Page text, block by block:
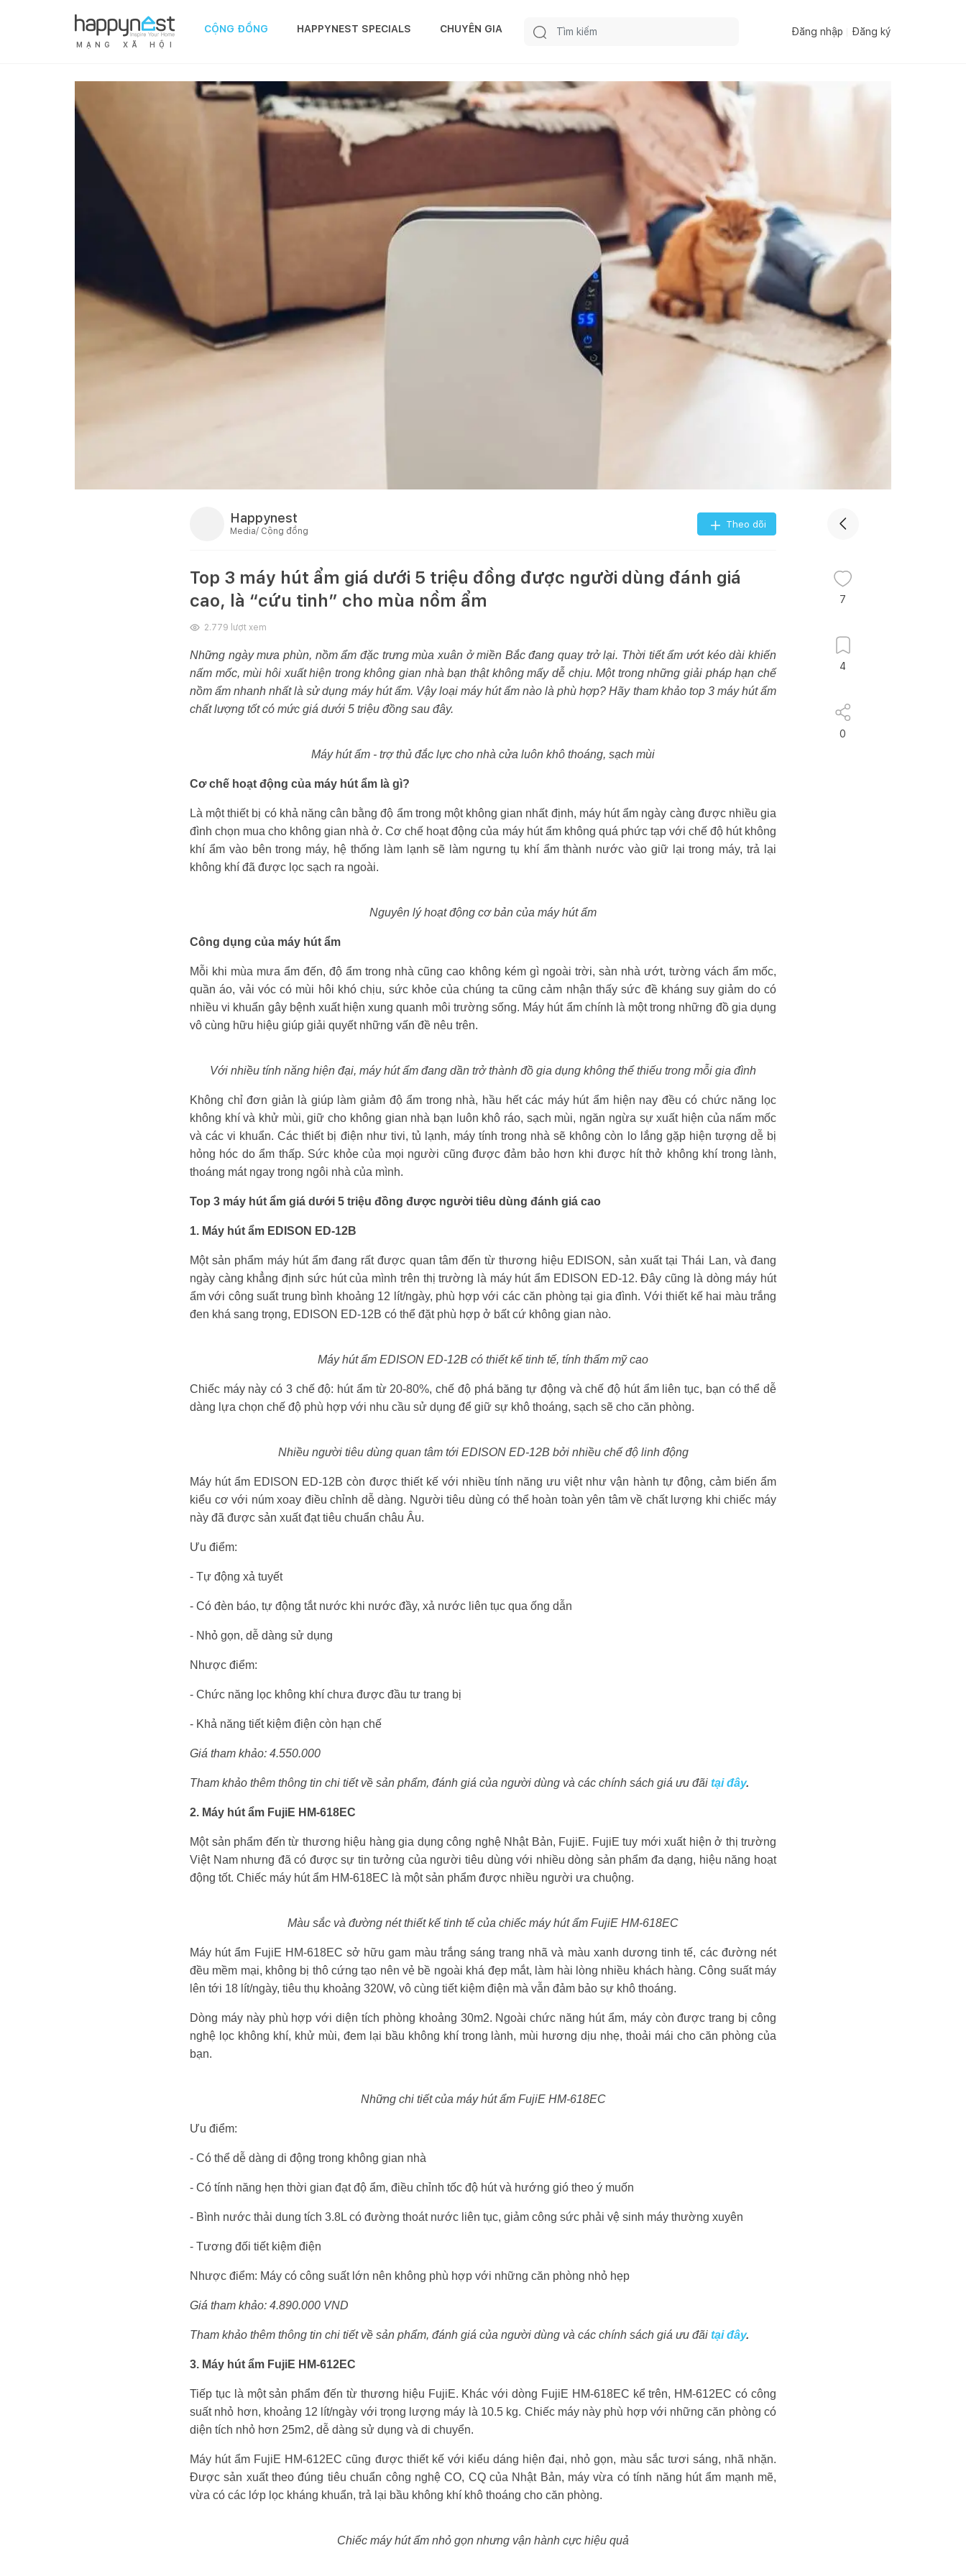
M Ạ N G X Ã H Ộ I
CỘNG ĐỒNG HAPPYNEST SPECIALS CHUYÊN GIA Đăng nhập Đăng ký
Happynest
Media/ Cộng đồng
Theo dõi
Top 3 máy hút ẩm giá dưới 5 triệu đồng được người dùng đánh giá
cao, là “cứu tinh” cho mùa nồm ẩm
2.779 lượt xem
Những ngày mưa phùn, nồm ẩm đặc trưng mùa xuân ở miền Bắc đang quay trở lại. Thời tiết ẩm ướt kéo dài khiến
nấm mốc, mùi hôi xuất hiện trong không gian nhà bạn thật không mấy dễ chịu. Một trong những giải pháp hạn chế
nồm ẩm nhanh nhất là sử dụng máy hút ẩm. Vậy loại máy hút ẩm nào là phù hợp? Hãy tham khảo top 3 máy hút ẩm
chất lượng tốt có mức giá dưới 5 triệu đồng sau đây.
Máy hút ẩm - trợ thủ đắc lực cho nhà cửa luôn khô thoáng, sạch mùi
Cơ chế hoạt động của máy hút ẩm là gì?
Là một thiết bị có khả năng cân bằng độ ẩm trong một không gian nhất định, máy hút ẩm ngày càng được nhiều gia
đình chọn mua cho không gian nhà ở. Cơ chế hoạt động của máy hút ẩm không quá phức tạp với chế độ hút không
khí ẩm vào bên trong máy, hệ thống làm lạnh sẽ làm ngưng tụ khí ẩm thành nước vào giữ lại trong máy, trả lại
không khí đã được lọc sạch ra ngoài.
Nguyên lý hoạt động cơ bản của máy hút ẩm
Công dụng của máy hút ẩm
Mỗi khi mùa mưa ẩm đến, độ ẩm trong nhà cũng cao không kém gì ngoài trời, sàn nhà ướt, tường vách ẩm mốc,
quần áo, vải vóc có mùi hôi khó chịu, sức khỏe của chúng ta cũng cảm nhận thấy sức đề kháng suy giảm do có
nhiều vi khuẩn gây bệnh xuất hiện xung quanh môi trường sống. Máy hút ẩm chính là một trong những đồ gia dụng
vô cùng hữu hiệu giúp giải quyết những vấn đề nêu trên.
Với nhiều tính năng hiện đại, máy hút ẩm đang dần trở thành đồ gia dụng không thể thiếu trong mỗi gia đình
Không chỉ đơn giản là giúp làm giảm độ ẩm trong nhà, hầu hết các máy hút ẩm hiện nay đều có chức năng lọc
không khí và khử mùi, giữ cho không gian nhà bạn luôn khô ráo, sạch mùi, ngăn ngừa sự xuất hiện của nấm mốc
và các vi khuẩn. Các thiết bị điện như tivi, tủ lạnh, máy tính trong nhà sẽ không còn lo lắng gặp hiện tượng dễ bị
hỏng hóc do ẩm thấp. Sức khỏe của mọi người cũng được đảm bảo hơn khi được hít thở không khí trong lành,
thoáng mát ngay trong ngôi nhà của mình.
Top 3 máy hút ẩm giá dưới 5 triệu đồng được người tiêu dùng đánh giá cao
1. Máy hút ẩm EDISON ED-12B
Một sản phẩm máy hút ẩm đang rất được quan tâm đến từ thương hiệu EDISON, sản xuất tại Thái Lan, và đang
ngày càng khẳng định sức hút của mình trên thị trường là máy hút ẩm EDISON ED-12. Đây cũng là dòng máy hút
ẩm với công suất trung bình khoảng 12 lít/ngày, phù hợp với các căn phòng tại gia đình. Với thiết kế hai màu trắng
đen khá sang trọng, EDISON ED-12B có thể đặt phù hợp ở bất cứ không gian nào.
Máy hút ẩm EDISON ED-12B có thiết kế tinh tế, tính thẩm mỹ cao
Chiếc máy này có 3 chế độ: hút ẩm từ 20-80%, chế độ phá băng tự động và chế độ hút ẩm liên tục, bạn có thể dễ
dàng lựa chọn chế độ phù hợp với nhu cầu sử dụng để giữ sự khô thoáng, sạch sẽ cho căn phòng.
Nhiều người tiêu dùng quan tâm tới EDISON ED-12B bởi nhiều chế độ linh động
Máy hút ẩm EDISON ED-12B còn được thiết kế với nhiều tính năng ưu việt như vận hành tự động, cảm biến ẩm
kiểu cơ với núm xoay điều chỉnh dễ dàng. Người tiêu dùng có thể hoàn toàn yên tâm về chất lượng khi chiếc máy
này đã được sản xuất đạt tiêu chuẩn châu Âu.
Ưu điểm:
- Tự động xả tuyết
- Có đèn báo, tự động tắt nước khi nước đầy, xả nước liên tục qua ống dẫn
- Nhỏ gọn, dễ dàng sử dụng
Nhược điểm:
- Chức năng lọc không khí chưa được đầu tư trang bị
- Khả năng tiết kiệm điện còn hạn chế
Giá tham khảo: 4.550.000
Tham khảo thêm thông tin chi tiết về sản phẩm, đánh giá của người dùng và các chính sách giá ưu đãi tại đây.
2. Máy hút ẩm FujiE HM-618EC
Một sản phẩm đến từ thương hiệu hàng gia dụng công nghệ Nhật Bản, FujiE. FujiE tuy mới xuất hiện ở thị trường
Việt Nam nhưng đã có được sự tin tưởng của người tiêu dùng với nhiều dòng sản phẩm đa dạng, hiệu năng hoạt
động tốt. Chiếc máy hút ẩm HM-618EC là một sản phẩm được nhiều người ưa chuộng.
Màu sắc và đường nét thiết kế tinh tế của chiếc máy hút ẩm FujiE HM-618EC
Máy hút ẩm FujiE HM-618EC sở hữu gam màu trắng sáng trang nhã và màu xanh dương tinh tế, các đường nét
đều mềm mại, không bị thô cứng tạo nên vẻ bề ngoài khá đẹp mắt, làm hài lòng nhiều khách hàng. Công suất máy
lên tới 18 lít/ngày, tiêu thụ khoảng 320W, vô cùng tiết kiệm điện mà vẫn đảm bảo sự khô thoáng.
Dòng máy này phù hợp với diện tích phòng khoảng 30m2. Ngoài chức năng hút ẩm, máy còn được trang bị công
nghệ lọc không khí, khử mùi, đem lại bầu không khí trong lành, mùi hương dịu nhẹ, thoải mái cho căn phòng của
bạn.
Những chi tiết của máy hút ẩm FujiE HM-618EC
Ưu điểm:
- Có thể dễ dàng di động trong không gian nhà
- Có tính năng hẹn thời gian đạt độ ẩm, điều chỉnh tốc độ hút và hướng gió theo ý muốn
- Bình nước thải dung tích 3.8L có đường thoát nước liên tục, giảm công sức phải vệ sinh máy thường xuyên
- Tương đối tiết kiệm điện
Nhược điểm: Máy có công suất lớn nên không phù hợp với những căn phòng nhỏ hẹp
Giá tham khảo: 4.890.000 VND
Tham khảo thêm thông tin chi tiết về sản phẩm, đánh giá của người dùng và các chính sách giá ưu đãi tại đây.
3. Máy hút ẩm FujiE HM-612EC
Tiếp tục là một sản phẩm đến từ thương hiệu FujiE. Khác với dòng FujiE HM-618EC kể trên, HM-612EC có công
suất nhỏ hơn, khoảng 12 lít/ngày với trọng lượng máy là 10.5 kg. Chiếc máy này phù hợp với những căn phòng có
diện tích nhỏ hơn 25m2, dễ dàng sử dụng và di chuyển.
Máy hút ẩm FujiE HM-612EC cũng được thiết kế với kiểu dáng hiện đại, nhỏ gọn, màu sắc tươi sáng, nhã nhặn.
Được sản xuất theo đúng tiêu chuẩn công nghệ CO, CQ của Nhật Bản, máy vừa có tính năng hút ẩm mạnh mẽ,
vừa có các lớp lọc kháng khuẩn, trả lại bầu không khí khô thoáng cho căn phòng.
Chiếc máy hút ẩm nhỏ gọn nhưng vận hành cực hiệu quả
7
4
0